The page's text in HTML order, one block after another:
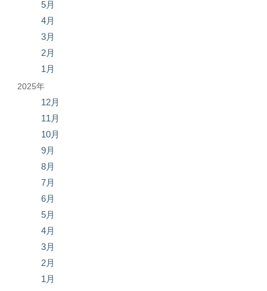
5月
4月
3月
2月
1月
2025年
12月
11月
10月
9月
8月
7月
6月
5月
4月
3月
2月
1月